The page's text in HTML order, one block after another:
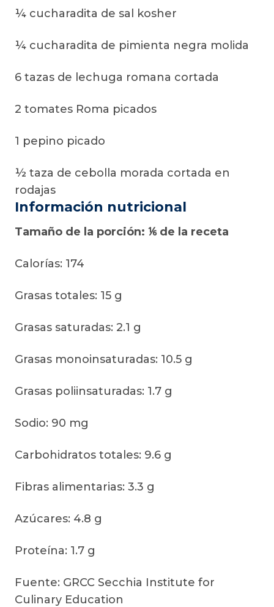
¼ cucharadita de sal kosher
¼ cucharadita de pimienta negra molida
6 tazas de lechuga romana cortada
2 tomates Roma picados
1 pepino picado
½ taza de cebolla morada cortada en
rodajas
Información nutricional
Tamaño de la porción: ⅙ de la receta
Calorías: 174
Grasas totales: 15 g
Grasas saturadas: 2.1 g
Grasas monoinsaturadas: 10.5 g
Grasas poliinsaturadas: 1.7 g
Sodio: 90 mg
Carbohidratos totales: 9.6 g
Fibras alimentarias: 3.3 g
Azúcares: 4.8 g
Proteína: 1.7 g
Fuente: GRCC Secchia Institute for
Culinary Education